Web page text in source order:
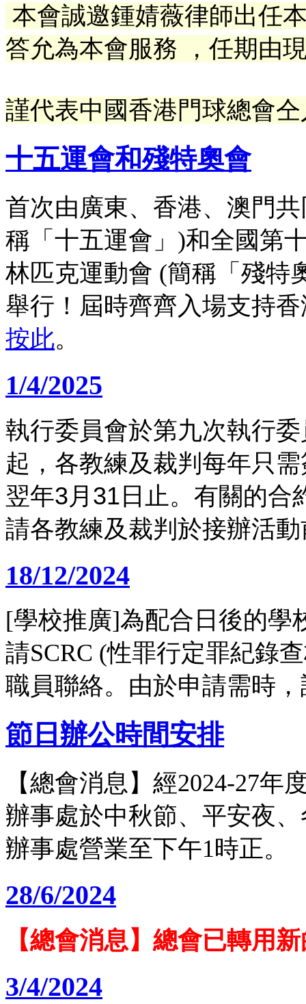
本會誠邀鍾婧薇律師出任
答允為本會服務 ，任期由
謹代表中國香港門球總會
十五運會和殘特奧會
首次由廣東、香港、澳門
稱「十五運會」)和全國第
林匹克運動會 (簡稱「殘特
舉行！屆時齊齊入場支持
按此。
1/4/2025
執行委員會於第九次執行
起，各教練及裁判每年只
翌年3 月 31 日止。有關的合
請各教練及裁判於接辦活
18/12/2024
[學校推廣]為配合日後的學
請SCRC (性罪行定罪紀錄
職員聯絡。由於申請需時
節日辦公時間安排
【總會消息】經2024-27
辦事處於中秋節、平安夜
辦事處營業至下午1時正。
28/6/2024
【總會消息】總會已轉用
3/4/2024